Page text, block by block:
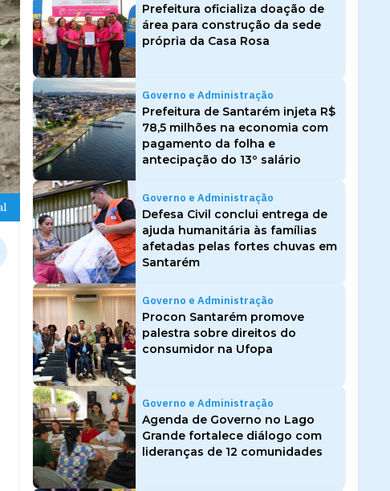
Prefeitura oficializa doação de
área para construção da sede
própria da Casa Rosa
Governo e Administração
Prefeitura de Santarém injeta R$
78,5 milhões na economia com
pagamento da folha e
antecipação do 13º salário
Governo e Administração
Defesa Civil conclui entrega de
ajuda humanitária às famílias
afetadas pelas fortes chuvas em
Santarém
Governo e Administração
Procon Santarém promove
palestra sobre direitos do
consumidor na Ufopa
Governo e Administração
Agenda de Governo no Lago
Grande fortalece diálogo com
lideranças de 12 comunidades